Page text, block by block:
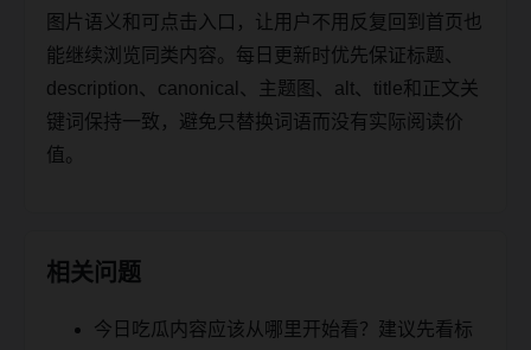
图片语义和可点击入口，让用户不用反复回到首页也
能继续浏览同类内容。每日更新时优先保证标题、
description、canonical、主题图、alt、title和正文关
键词保持一致，避免只替换词语而没有实际阅读价
值。
相关问题
今日吃瓜内容应该从哪里开始看？建议先看标